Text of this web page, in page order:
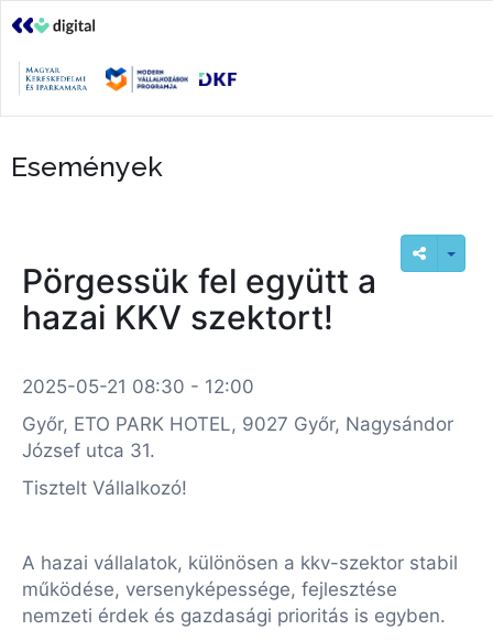
Események
Pörgessük fel együtt a
hazai KKV szektort!
2025-05-21 08:30 - 12:00
Győr, ETO PARK HOTEL, 9027 Győr, Nagysándor
József utca 31.
Tisztelt Vállalkozó!
A hazai vállalatok, különösen a kkv-szektor stabil
működése, versenyképessége, fejlesztése
nemzeti érdek és gazdasági prioritás is egyben.